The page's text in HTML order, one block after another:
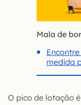
Mala de
medida
O pico de lotação